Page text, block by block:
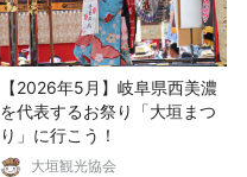
【2026年5月】岐阜県西美濃
を代表するお祭り「大垣まつ
り」に行こう！
大垣観光協会